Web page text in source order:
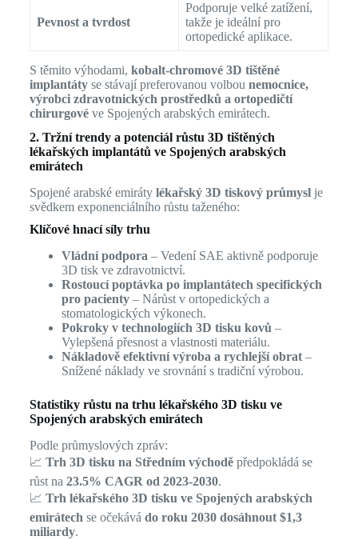
Pevnost a tvrdost
Podporuje velké zatížení,
takže je ideální pro
ortopedické aplikace.
S těmito výhodami, kobalt-chromové 3D tištěné
implantátyse stávají preferovanou volbou nemocnice,
výrobci zdravotnických prostředků a ortopedičtí
chirurgovéve Spojených arabských emirátech.
2. Tržní trendy a potenciál růstu 3D tištěných
lékařských implantátů ve Spojených arabských
emirátech
Spojené arabské emiráty lékařský 3D tiskový průmyslje
svědkem exponenciálního růstu taženého:
Klíčové hnací síly trhu
Vládní podpora – Vedení SAE aktivně podporuje
3D tisk ve zdravotnictví.
Rostoucí poptávka po implantátech specifických
pro pacienty– Nárůst v ortopedických a
stomatologických výkonech.
Pokroky v technologiích 3D tisku kovů –
Vylepšená přesnost a vlastnosti materiálu.
Nákladově efektivní výroba a rychlejší obrat–
Snížené náklady ve srovnání s tradiční výrobou.
Statistiky růstu na trhu lékařského 3D tisku ve
Spojených arabských emirátech
Podle průmyslových zpráv:
📈 Trh 3D tisku na Středním východěpředpokládá se
růst na 23.5% CAGR od 2023-2030.
📈 Trh lékařského 3D tisku ve Spojených arabských
emirátech se očekává do roku 2030 dosáhnout $1,3
miliardy.